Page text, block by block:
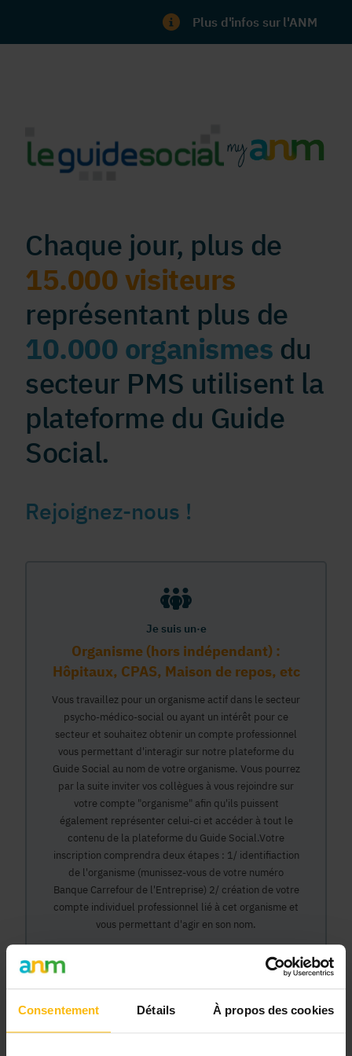
Consentement Détails À propos des cookies
Plus d'infos sur l'ANM
Chaque jour, plus de
15.000 visiteurs
représentant plus de
10.000 organismes du
secteur PMS utilisent la
plateforme du Guide
Social.
Rejoignez-nous !
Je suis un·e
Organisme (hors indépendant) :
Hôpitaux, CPAS, Maison de repos, etc
Vous travaillez pour un organisme actif dans le secteur
psycho-médico-social ou ayant un intérêt pour ce
secteur et souhaitez obtenir un compte professionnel
vous permettant d'interagir sur notre plateforme du
Guide Social au nom de votre organisme. Vous pourrez
par la suite inviter vos collègues à vous rejoindre sur
votre compte "organisme" afin qu'ils puissent
également représenter celui-ci et accéder à tout le
contenu de la plateforme du Guide Social.Votre
inscription comprendra deux étapes : 1/ identifiaction
de l'organisme (munissez-vous de votre numéro
Banque Carrefour de l'Entreprise) 2/ création de votre
compte individuel professionnel lié à cet organisme et
vous permettant d'agir en son nom.